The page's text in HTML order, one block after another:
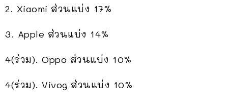
2. Xiaomi ส่วนแบ่ง 17%
3. Apple ส่วนแบ่ง 14%
4(ร่วม). Oppo ส่วนแบ่ง 10%
4(ร่วม). Vivog ส่วนแบ่ง 10%